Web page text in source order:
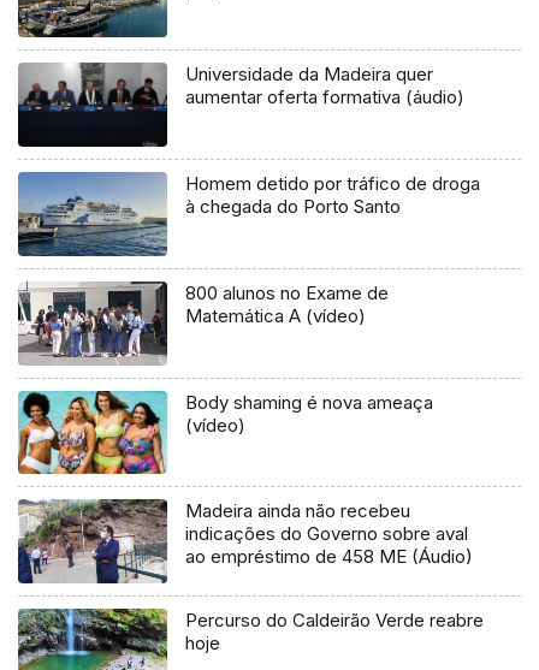
Universidade da Madeira quer
aumentar oferta formativa (áudio)
Homem detido por tráfico de droga
à chegada do Porto Santo
800 alunos no Exame de
Matemática A (vídeo)
Body shaming é nova ameaça
(vídeo)
Madeira ainda não recebeu
indicações do Governo sobre aval
ao empréstimo de 458 ME (Áudio)
Percurso do Caldeirão Verde reabre
hoje